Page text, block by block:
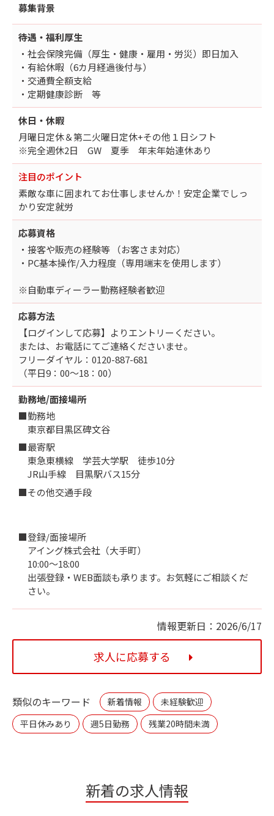
募集背景
待遇・福利厚生
・社会保険完備（厚生・健康・雇用・労災）即日加入
・有給休暇（6カ月経過後付与）
・交通費全額支給
・定期健康診断 等
休日・休暇
月曜日定休＆第二火曜日定休+その他１日シフト
※完全週休2日 GW 夏季 年末年始連休あり
注目のポイント
素敵な車に囲まれてお仕事しませんか！安定企業でしっ
かり安定就労
応募資格
・接客や販売の経験等 （お客さま対応）
・PC基本操作/入力程度（専用端末を使用します）
※自動車ディーラー勤務経験者歓迎
応募方法
【ログインして応募】よりエントリーください。
または、お電話にてご連絡くださいませ。
フリーダイヤル：0120-887-681
（平日9：00～18：00）
勤務地/面接場所
■勤務地
東京都目黒区碑文谷
■最寄駅
東急東横線 学芸大学駅 徒歩10分
JR山手線 目黒駅バス15分
■その他交通手段
■登録/面接場所
アイング株式会社（大手町）
10:00～18:00
出張登録・WEB面談も承ります。お気軽にご相談くだ
さい。
情報更新日：2026/6/17
求人に応募する
類似のキーワード 新着情報
未経験歓迎
平日休みあり
週5日勤務 残業20時間未満
新着の求人情報